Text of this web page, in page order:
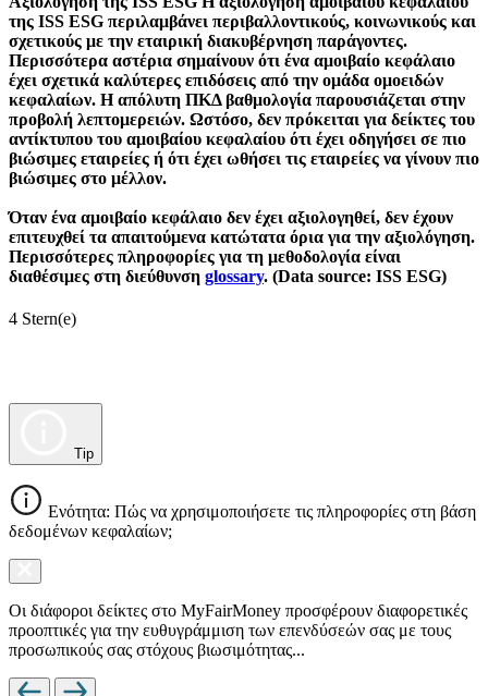
της ISS ESG περιλαμβάνει περιβαλλοντικούς, κοινωνικούς και
σχετικούς με την εταιρική διακυβέρνηση παράγοντες.
Περισσότερα αστέρια σημαίνουν ότι ένα αμοιβαίο κεφάλαιο
έχει σχετικά καλύτερες επιδόσεις από την ομάδα ομοειδών
κεφαλαίων. Η απόλυτη ΠΚΔ βαθμολογία παρουσιάζεται στην
προβολή λεπτομερειών. Ωστόσο, δεν πρόκειται για δείκτες του
αντίκτυπου του αμοιβαίου κεφαλαίου ότι έχει οδηγήσει σε πιο
βιώσιμες εταιρείες ή ότι έχει ωθήσει τις εταιρείες να γίνουν πιο
βιώσιμες στο μέλλον.
Όταν ένα αμοιβαίο κεφάλαιο δεν έχει αξιολογηθεί, δεν έχουν
επιτευχθεί τα απαιτούμενα κατώτατα όρια για την αξιολόγηση.
Περισσότερες πληροφορίες για τη μεθοδολογία είναι
διαθέσιμες στη διεύθυνση glossary. (Data source: ISS ESG)
4 Stern(e)
Tip
Ενότητα: Πώς να χρησιμοποιήσετε τις πληροφορίες στη βάση
δεδομένων κεφαλαίων;
Οι διάφοροι δείκτες στο MyFairMoney προσφέρουν διαφορετικές
προοπτικές για την ευθυγράμμιση των επενδύσεών σας με τους
προσωπικούς σας στόχους βιωσιμότητας...